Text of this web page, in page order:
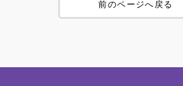
前のページへ戻る